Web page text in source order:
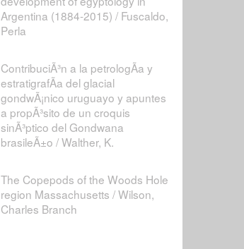
Argentina (1884-2015) / Fuscaldo,
Perla
ContribuciÃ³n a la petrologÃ­a y
estratigrafÃ­a del glacial
gondwÃ¡nico uruguayo y apuntes
a propÃ³sito de un croquis
sinÃ³ptico del Gondwana
brasileÃ±o / Walther, K.
The Copepods of the Woods Hole
region Massachusetts / Wilson,
Charles Branch